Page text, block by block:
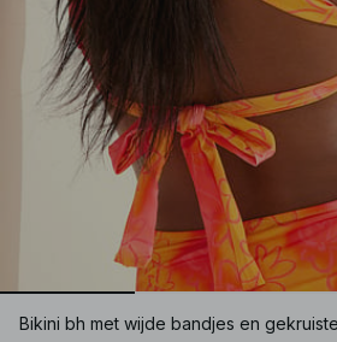
Bikini bh met wijde bandjes en